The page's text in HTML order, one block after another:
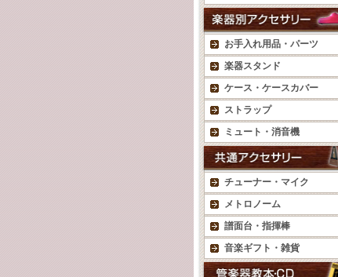
お手入れ用品・パーツ
楽器スタンド
ケース・ケースカバー
ストラップ
ミュート・消音機
チューナー・マイク
メトロノーム
譜面台・指揮棒
音楽ギフト・雑貨